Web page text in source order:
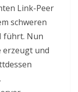
Link-Peer
schweren
führt. Nun
erzeugt und